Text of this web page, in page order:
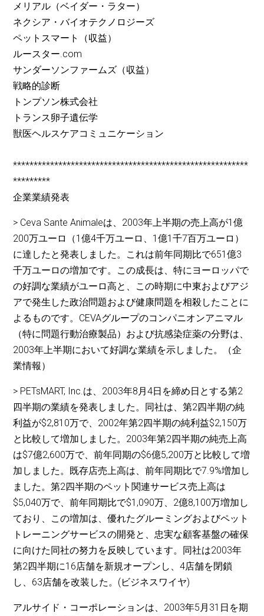
メリアル（ベイダー・ラター）
ネクシア・バイオテクノロジーズ
ペットスマート（収益）
ルースター.com
サンダーソンファームズ（収益）
戦略的診断
トンプソン株式会社
トランス卵子遺伝学
獣医ヘルスケアコミュニケーション
*********************************************************
*********
企業業績発表
> Ceva Sante Animaleは、2003年上半期の売上高が1億
200万ユーロ（1億4千万ユーロ、1億1千7百万ユーロ）
に達したと発表しました。これは前年同期比で651億3
千万ユーロの増加です。この成長は、特にヨーロッパで
の好調な業績がユーロ高と、この時期に中東およびアジ
アで発生した政治問題および健康問題を相殺したことに
よるものです。CEVAグループのコンパニオンアニマル
（特に問題行動治療製品）および抗感染症薬の分野は、
2003年上半期において好調な業績を示しました。（企
業情報）
> PETsMART, Inc.は、2003年8月4日を締め日とする第2
四半期の業績を発表しました。同社は、第2四半期の純
利益が$2,810万で、2002年第2四半期の純利益$2,150万
と比較して増加しました。2003年第2四半期の純売上高
は$7億2,600万で、前年同期の$6億5,200万と比較して増
加しました。既存店売上高は、前年同期比で7.9%増加し
ました。第2四半期のペット関連サービス売上高は
$5,040万で、前年同期比で$1,090万、2億8,100万増加し
ており、この増加は、優れたグルーミングおよびペット
トレーニングサービスの開発と、忠実な顧客基盤の確保
に向けた同社の努力を反映しています。同社は2003年
第2四半期に16店舗を新規オープンし、4店舗を閉鎖
し、63店舗を改装した。(ビジネスワイヤ)
アルサイド・コーポレーションは、2003年5月31日を期